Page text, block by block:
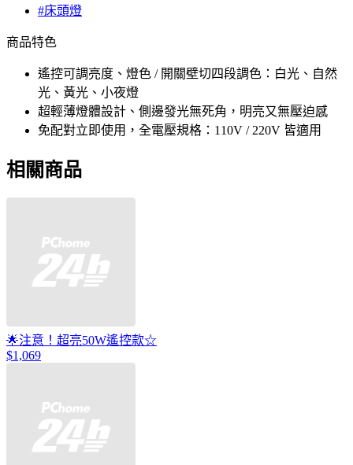
#床頭燈
商品特色
遙控可調亮度、燈色 / 開關壁切四段調色：白光、自然
光、黃光、小夜燈
超輕薄燈體設計、側邊發光無死角，明亮又無壓迫感
免配對立即使用，全電壓規格：110V / 220V 皆適用
相關商品
🌟注意！超亮50W遙控款☆
$1,069